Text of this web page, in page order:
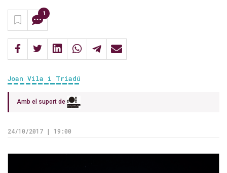
1
Joan Vila i Triadú
Amb el suport de
24/10/2017 | 19:00